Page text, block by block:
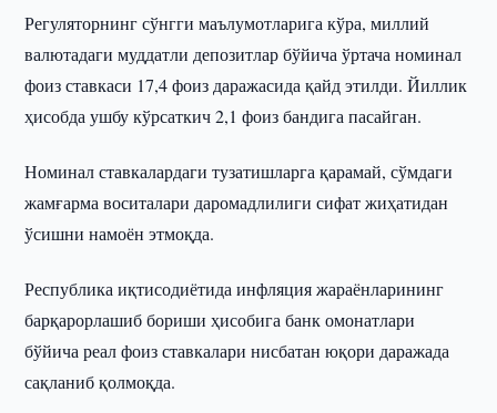
Регуляторнинг сўнгги маълумотларига кўра, миллий
валютадаги муддатли депозитлар бўйича ўртача номинал
фоиз ставкаси 17,4 фоиз даражасида қайд этилди. Йиллик
ҳисобда ушбу кўрсаткич 2,1 фоиз бандига пасайган.
Номинал ставкалардаги тузатишларга қарамай, сўмдаги
жамғарма воситалари даромадлилиги сифат жиҳатидан
ўсишни намоён этмоқда.
Республика иқтисодиётида инфляция жараёнларининг
барқарорлашиб бориши ҳисобига банк омонатлари
бўйича реал фоиз ставкалари нисбатан юқори даражада
сақланиб қолмоқда.